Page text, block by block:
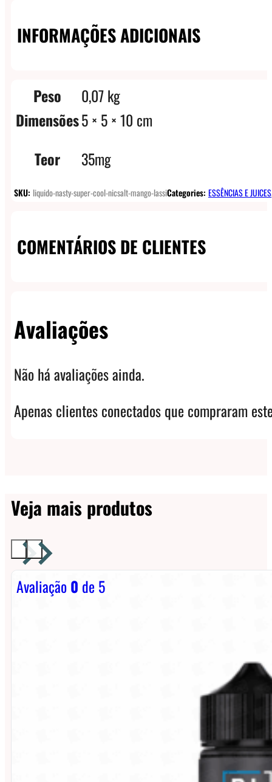
INFORMAÇÕES ADICIONAIS
Peso
0,07 kg
Dimensões5 × 5 × 10 cm
Teor
35mg
SKU: liquido-nasty-super-cool-nicsalt-mango-lassiCategories: ESSÊNCIAS E JUICES
COMENTÁRIOS DE CLIENTES
Avaliações
Não há avaliações ainda.
Apenas clientes conectados que compraram
Veja mais produtos
Avaliação0 de 5